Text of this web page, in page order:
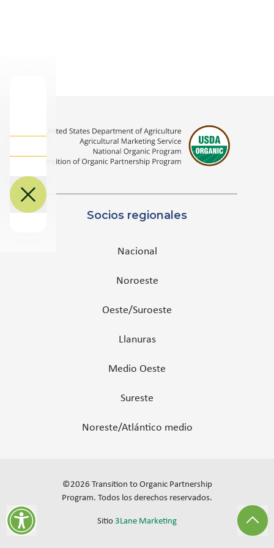
Socios regionales
Nacional
Noroeste
Oeste/Suroeste
Llanuras
Medio Oeste
Sureste
Noreste/Atlántico medio
©2026 Transition to Organic Partnership
Program. Todos los derechos reservados.
Sitio 3Lane Marketing